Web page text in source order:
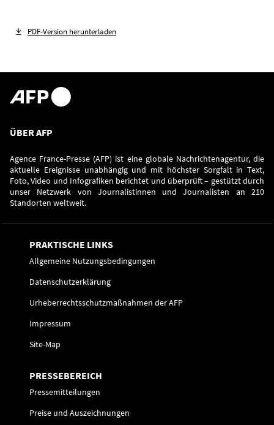
PDF-Version herunterladen
ÜBER AFP
Agence France-Presse (AFP) ist eine globale Nachrichtenagentur, die
aktuelle Ereignisse unabhängig und mit höchster Sorgfalt in Text,
Foto, Video und Infografiken berichtet und überprüft – gestützt durch
unser Netzwerk von Journalistinnen und Journalisten an 210
Standorten weltweit.
PRAKTISCHE LINKS
Allgemeine Nutzungsbedingungen
Datenschutzerklärung
Urheberrechtsschutzmaßnahmen der AFP
Impressum
Site-Map
PRESSEBEREICH
Pressemitteilungen
Preise und Auszeichnungen